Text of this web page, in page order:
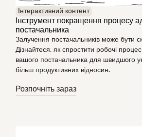
Інтерактивний контент
Інструмент покращення процесу
постачальника
Залучення постачальників може бути
Дізнайтеся, як спростити робочі
вашого постачальника для швидшого
більш продуктивних відносин.
Розпочніть зараз